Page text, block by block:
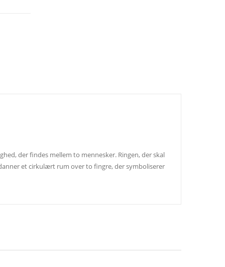
der findes mellem to mennesker. Ringen, der skal
et cirkulært rum over to fingre, der symboliserer